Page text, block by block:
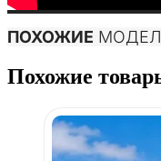
ПОХОЖИЕ
Похожие